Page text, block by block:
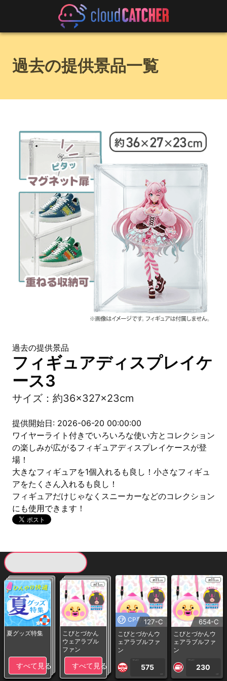
過去の提供景品一覧
過去の提供景品
フィギュアディスプレイケ
ース3
サイズ：約36×327×23cm
提供開始日: 2026-06-20 00:00:00
ワイヤーライト付きでいろいろな使い方とコレクション
の楽しみが広がるフィギュアディスプレイケースが登
場！
大きなフィギュアを1個入れるも良し！小さなフィギュ
アをたくさん入れるも良し！
フィギュアだけじゃなくスニーカーなどのコレクション
にも使用できます！
夏グッズ特集
すべて見る
こびとづかん
ウェアラブル
ファン
すべて見る
CP専用127-C
こびとづかんウ
ェアラブルファ
ン
1PLAY
575
CP
654-C
こびとづかんウ
ェアラブルファ
ン
1PLAY
230
CP